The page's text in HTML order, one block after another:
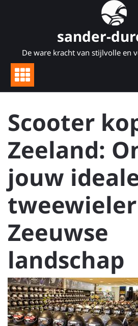
sander-
De ware kracht van stijlvolle en
Scooter
Zeeland:
jouw
Zeeuwse
landschap